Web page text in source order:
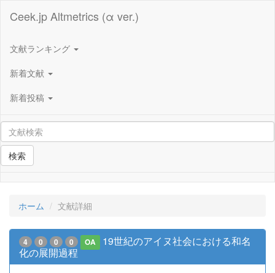
Ceek.jp Altmetrics (α ver.)
文献ランキング
新着文献
新着投稿
検索
ホーム 文献詳細
4 0 0 0 OA
19世紀のアイヌ社会における和名
化の展開過程